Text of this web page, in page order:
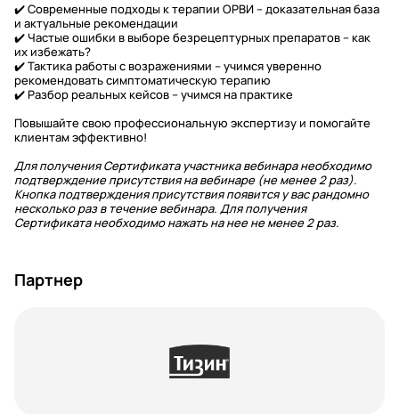
✔️ Современные подходы к терапии ОРВИ – доказательная база
и актуальные рекомендации
✔️ Частые ошибки в выборе безрецептурных препаратов – как
их избежать?
✔️ Тактика работы с возражениями – учимся уверенно
рекомендовать симптоматическую терапию
✔️ Разбор реальных кейсов – учимся на практике
Повышайте свою профессиональную экспертизу и помогайте
клиентам эффективно!
Для получения Сертификата участника вебинара необходимо
подтверждение присутствия на вебинаре (не менее 2 раз).
Кнопка подтверждения присутствия появится у вас рандомно
несколько раз в течение вебинара. Для получения
Сертификата необходимо нажать на нее не менее 2 раз.
Партнер